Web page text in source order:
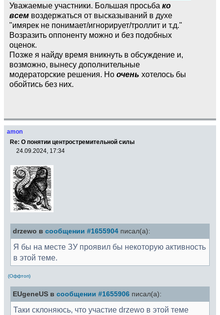
Уважаемые участники. Большая просьба ко
всем воздержаться от высказываний в духе
"имярек не понимает/игнорирует/троллит и т.д."
Возразить оппоненту можно и без подобных
оценок.
Позже я найду время вникнуть в обсуждение и,
возможно, вынесу дополнительные
модераторские решения. Но очень хотелось бы
обойтись без них.
amon
Re: О понятии центростремительной силы
24.09.2024, 17:34
drzewo в сообщении #1655904 писал(а):
Я бы на месте ЗУ проявил бы некоторую активность
в этой теме.
(Оффтоп)
EUgeneUS в сообщении #1655906 писал(а):
Таки склоняюсь, что участие drzewo в этой теме